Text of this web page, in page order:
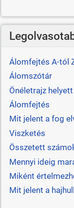
Álomfejtés A-tól
Álomszótár
Önéletrajz helyett
Álomfejtés
Mit jelent a fog
Viszketés
Összetett
Mennyi ideig
Miként
Mit jelent a